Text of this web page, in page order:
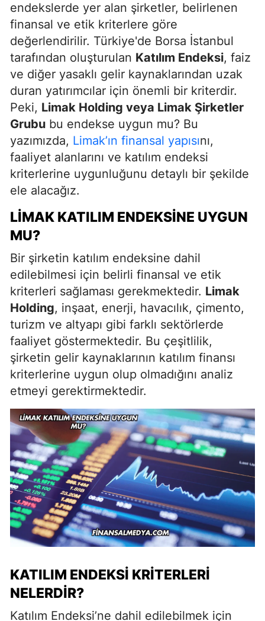
endekslerde yer alan şirketler, belirlenen
finansal ve etik kriterlere göre
değerlendirilir. Türkiye'de Borsa İstanbul
tarafından oluşturulan Katılım Endeksi, faiz
ve diğer yasaklı gelir kaynaklarından uzak
duran yatırımcılar için önemli bir kriterdir.
Peki, Limak Holding veya Limak Şirketler
Grubu bu endekse uygun mu? Bu
yazımızda, Limak’ın finansal yapısını,
faaliyet alanlarını ve katılım endeksi
kriterlerine uygunluğunu detaylı bir şekilde
ele alacağız.
LIMAK KATILIM ENDEKSINE UYGUN
MU?
Bir şirketin katılım endeksine dahil
edilebilmesi için belirli finansal ve etik
kriterleri sağlaması gerekmektedir. Limak
Holding, inşaat, enerji, havacılık, çimento,
turizm ve altyapı gibi farklı sektörlerde
faaliyet göstermektedir. Bu çeşitlilik,
şirketin gelir kaynaklarının katılım finansı
kriterlerine uygun olup olmadığını analiz
etmeyi gerektirmektedir.
KATILIM ENDEKSI KRITERLERI
NELERDIR?
Katılım Endeksi’ne dahil edilebilmek için